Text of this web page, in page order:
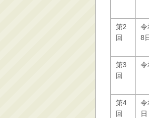
第2
回
令
8
第3
回
令
第4
回
令
日